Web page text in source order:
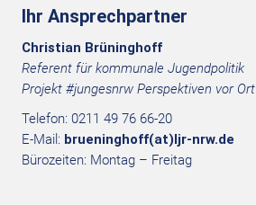
Ihr Ansprechpartner
Christian Brüninghoff
Referent für kommunale Jugendpolitik
Projekt #jungesnrw Perspektiven vor Ort
Telefon: 0211 49 76 66-20
E-Mail: brueninghoff(at)ljr-nrw.de
Bürozeiten: Montag – Freitag